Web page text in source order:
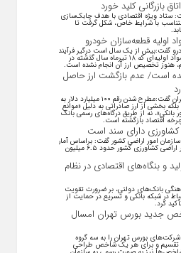
بازرگانی کلید خورد
ستاد ویژه اقتصادی با هدف چابک‌سازی
با شرایط خاص، شکل گرفت تا
اولیه قطعه‌سازان خودرو
گفت:بیش از یک سال است درگیر فرآیند
تخصیص ارز هستیم. برای نمونه، مواد اولیه‌ای که ۱۸ تیرماه سال گذشته در
هنوز تخصیص ارز آن انجام نشده است.
نشده است/ عدم بازگشت ارز حاصل
عضو هیئت رئیسه اتاق بازرگانی ایران گفت:مطرح شدن رقم ۱۰۰ میلیارد دلار به
بخشی از ارز صادراتی به دلیل «موانع
نه از طریق درگاه‌های رسمی بانک
اقتصاد بازگشته است.
امور اراضی کشور گفت: براساس آمار
از مجموع حدود ۱۸.۷ میلیون هکتار اراضی کشاورزی کشور حدود ۶.۵ میلیون
و بنگاه‌های اقتصادی در نظام
بانک‌های دولتی، بر ضرورت تقویت
در شبکه بانکی و تسریع در حمایت از
کرد.
امیدواریم ۳ شاخص جدید بورس تهران امسال
بورس تهران را به سه گروه
و برای هر یک شاخص طراحی